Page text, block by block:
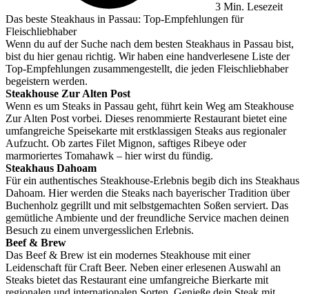
3 Min. Lesezeit
Das beste Steakhaus in Passau: Top-Empfehlungen für
Fleischliebhaber
Wenn du auf der Suche nach dem besten Steakhaus in Passau bist,
bist du hier genau richtig. Wir haben eine handverlesene Liste der
Top-Empfehlungen zusammengestellt, die jeden Fleischliebhaber
begeistern werden.
Steakhouse Zur Alten Post
Wenn es um Steaks in Passau geht, führt kein Weg am Steakhouse
Zur Alten Post vorbei. Dieses renommierte Restaurant bietet eine
umfangreiche Speisekarte mit erstklassigen Steaks aus regionaler
Aufzucht. Ob zartes Filet Mignon, saftiges Ribeye oder
marmoriertes Tomahawk – hier wirst du fündig.
Steakhaus Dahoam
Für ein authentisches Steakhouse-Erlebnis begib dich ins Steakhaus
Dahoam. Hier werden die Steaks nach bayerischer Tradition über
Buchenholz gegrillt und mit selbstgemachten Soßen serviert. Das
gemütliche Ambiente und der freundliche Service machen deinen
Besuch zu einem unvergesslichen Erlebnis.
Beef & Brew
Das Beef & Brew ist ein modernes Steakhouse mit einer
Leidenschaft für Craft Beer. Neben einer erlesenen Auswahl an
Steaks bietet das Restaurant eine umfangreiche Bierkarte mit